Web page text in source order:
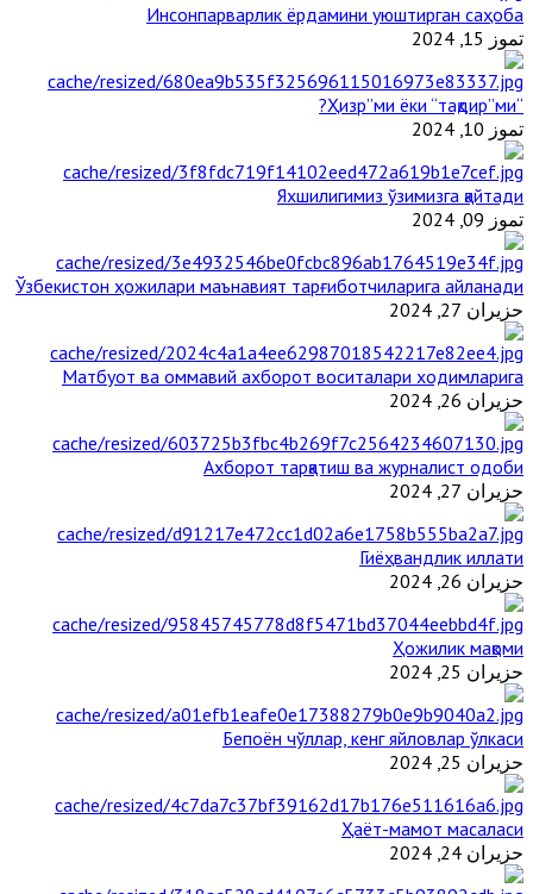
Инсонпарварлик ёрдамини уюштирган саҳоба
تموز 15, 2024
“Ҳизр”ми ёки “тақдир”ми?
تموز 10, 2024
Яхшилигимиз ўзимизга қайтади
تموز 09, 2024
Ўзбекистон ҳожилари маънавият тарғиботчиларига айланади
حزيران 27, 2024
Матбуот ва оммавий ахборот воситалари ходимларига
حزيران 26, 2024
Ахборот тарқатиш ва журналист одоби
حزيران 27, 2024
Гиёҳвандлик иллати
حزيران 26, 2024
Ҳожилик мақоми
حزيران 25, 2024
Бепоён чўллар, кенг яйловлар ўлкаси
حزيران 25, 2024
Ҳаёт-мамот масаласи
حزيران 24, 2024